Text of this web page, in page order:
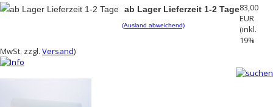
ab Lager Lieferzeit 1-2 Tage
(Ausland abweichend)
83,00
EUR
(inkl.
19%
MwSt. zzgl. Versand)